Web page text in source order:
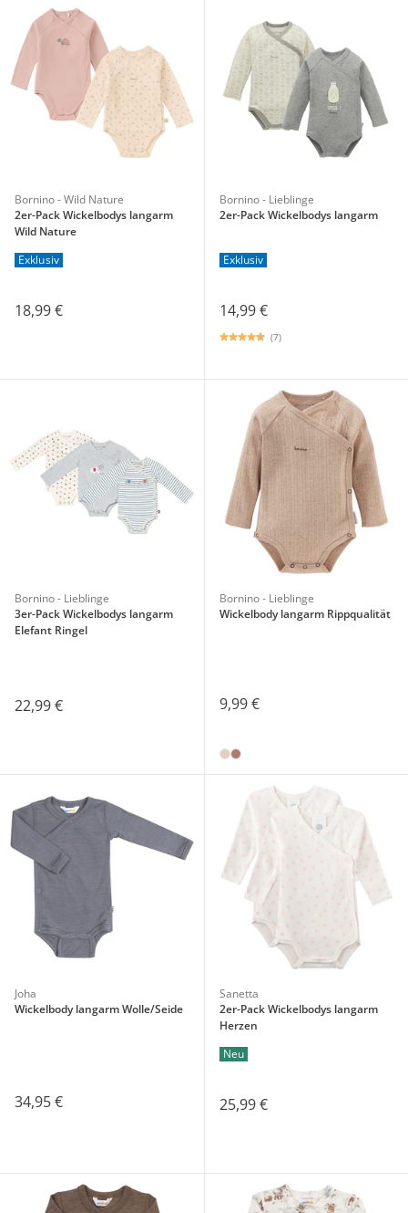
Bornino - Wild Nature
2er-Pack Wickelbodys langarm
Wild Nature
Exklusiv
18,99 €
Bornino - Lieblinge
2er-Pack Wickelbodys langarm
Exklusiv
14,99 €
(7)
Bornino - Lieblinge
3er-Pack Wickelbodys langarm
Elefant Ringel
22,99 €
Bornino - Lieblinge
Wickelbody langarm Rippqualität
9,99 €
Joha
Wickelbody langarm Wolle/Seide
34,95 €
Sanetta
2er-Pack Wickelbodys langarm
Herzen
Neu
25,99 €